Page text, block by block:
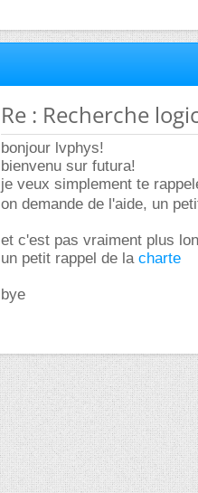
Re : Recherche
bonjour lvphys!
bienvenu sur futura!
je veux simplement te
on demande de l'aide, un
et c'est pas vraiment plus
un petit rappel de la charte
bye